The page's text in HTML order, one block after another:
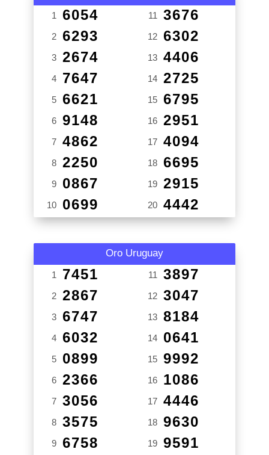
1 6054
2 6293
3 2674
4 7647
5 6621
6 9148
7 4862
8 2250
9 0867
10 0699
11 3676
12 6302
13 4406
14 2725
15 6795
16 2951
17 4094
18 6695
19 2915
20 4442
Oro Uruguay
1 7451
2 2867
3 6747
4 6032
5 0899
6 2366
7 3056
8 3575
9 6758
11 3897
12 3047
13 8184
14 0641
15 9992
16 1086
17 4446
18 9630
19 9591